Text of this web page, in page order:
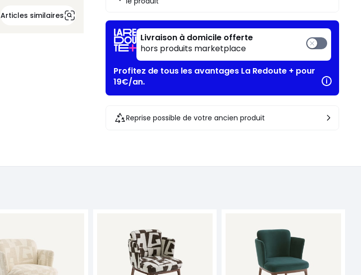
Articles similaires
Livraison à domicile offerte
hors produits marketplace
Profitez de tous les avantages La Redoute + pour
19€/an.
Reprise possible de votre ancien produit